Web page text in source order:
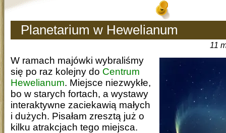
Planetarium w Hewelianum
11
W ramach majówki wybraliśmy
się po raz kolejny do Centrum
Hewelianum. Miejsce niezwykłe,
bo w starych fortach, a wystawy
interaktywne zaciekawią małych
i dużych. Pisałam zresztą już o
kilku atrakcjach tego miejsca.